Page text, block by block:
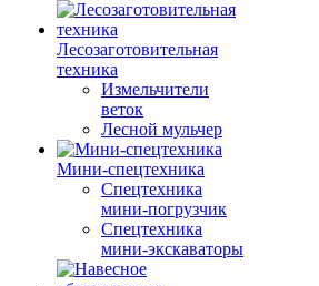
Лесозаготовительная
техника
Измельчители
веток
Лесной мульчер
Мини-спецтехника
Спецтехника
мини-погрузчик
Спецтехника
мини-экскаваторы